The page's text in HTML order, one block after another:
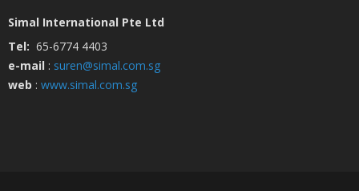
Simal International Pte Ltd
Tel: 65-6774 4403
e-mail : suren@simal.com.sg
web : www.simal.com.sg